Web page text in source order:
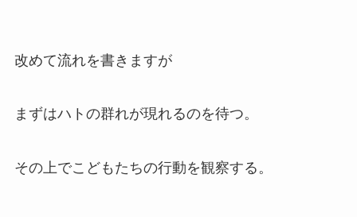
改めて流れを書きますが
まずはハトの群れが現れるのを待つ。
その上でこどもたちの行動を観察する。